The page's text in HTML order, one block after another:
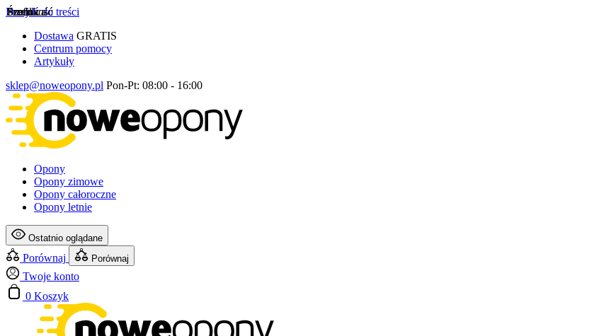
Przejdź do treści
Dostawa GRATIS
Centrum pomocy
Artykuły
sklep@noweopony.pl Pon-Pt: 08:00 - 16:00
Opony
Opony zimowe
Opony całoroczne
Opony letnie
Ostatnio oglądane
Porównaj Porównaj
Twoje konto
0 Koszyk
Szerokość
Profil
Średnica